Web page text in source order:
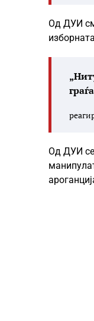
Од ДУИ
Од ДУИ се